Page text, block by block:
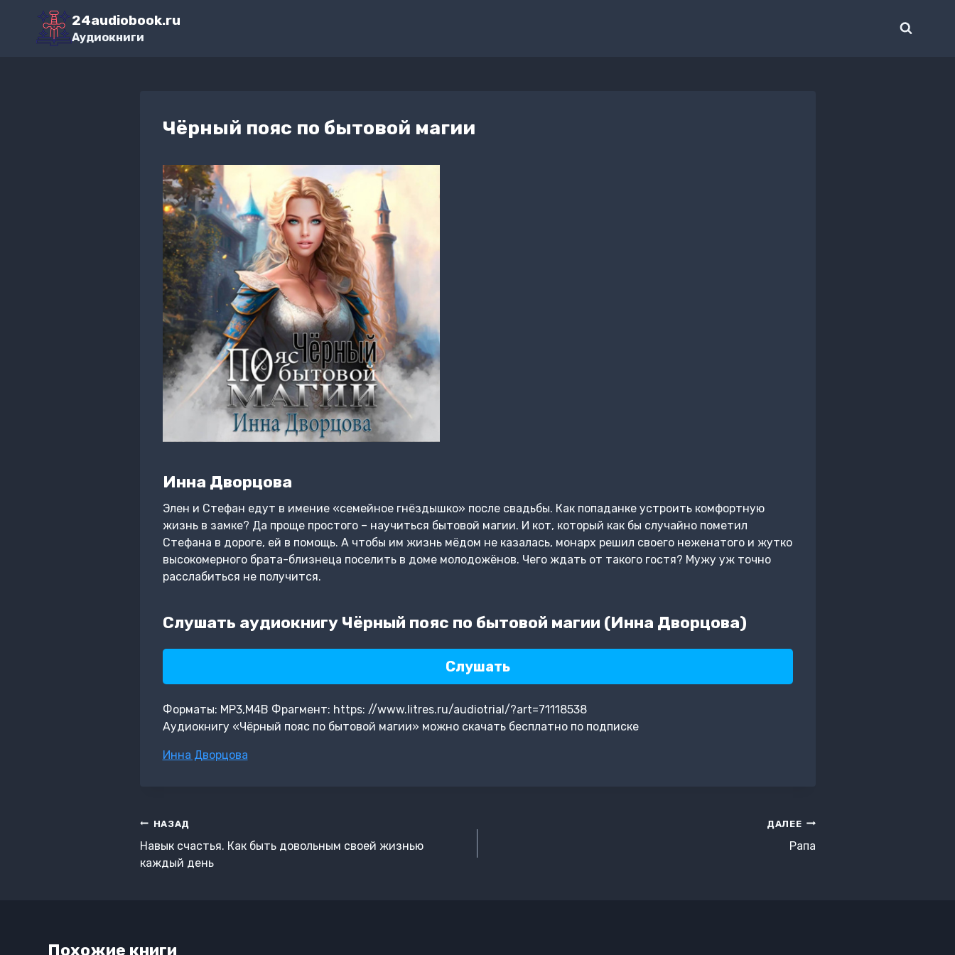
Перейти
содержимому
24audiobook.ru
Аудиокниги
Чёрный пояс по бытовой магии
Инна Дворцова
Элен и Стефан едут в имение «семейное гнёздышко» после свадьбы. Как попаданке устроить комфортную
жизнь в замке? Да проще простого – научиться бытовой магии. И кот, который как бы случайно пометил
Стефана в дороге, ей в помощь. А чтобы им жизнь мёдом не казалась, монарх решил своего неженатого и жутко
высокомерного брата-близнеца поселить в доме молодожёнов. Чего ждать от такого гостя? Мужу уж точно
расслабиться не получится.
Слушать аудиокнигу Чёрный пояс по бытовой магии (Инна Дворцова)
Слушать
Форматы: MP3,M4B Фрагмент: https: //www.litres.ru/audiotrial/?art=71118538
Аудиокнигу «Чёрный пояс по бытовой магии» можно скачать бесплатно по подписке
Метки
Инна Дворцова
Навигация
по
записям
НАЗАД
Навык счастья. Как быть довольным своей жизнью
каждый день
ДАЛЕЕ
Рапа
Похожие книги